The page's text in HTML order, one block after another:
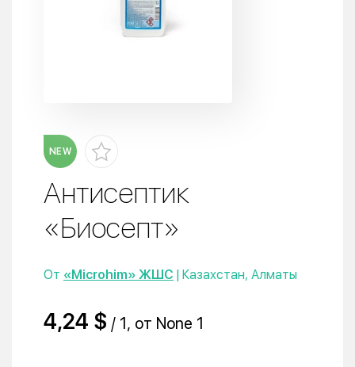
NEW
Антисептик
«Биосепт»
От «Microhim» ЖШС | Казахстан, Алматы
4,24 $ / 1, от None 1